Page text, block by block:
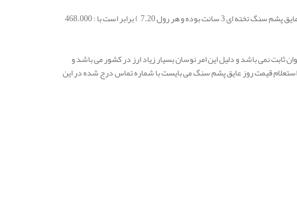
عایق پشم سنگ تخته ای 3 سانت دانسیته 120 ( قیمت های درج شده براساس هر بسته عایق پشم سنگ تخته ای 3 سانت بوده و هر رول 7.20 ) برابر است با : 468.000
نمی باشد و دلیل این امر نوسان بسیار زیاد ارز در کشور می باشد و
قیمت روز عایق پشم سنگ می بایست با شماره تماس درج شده در این